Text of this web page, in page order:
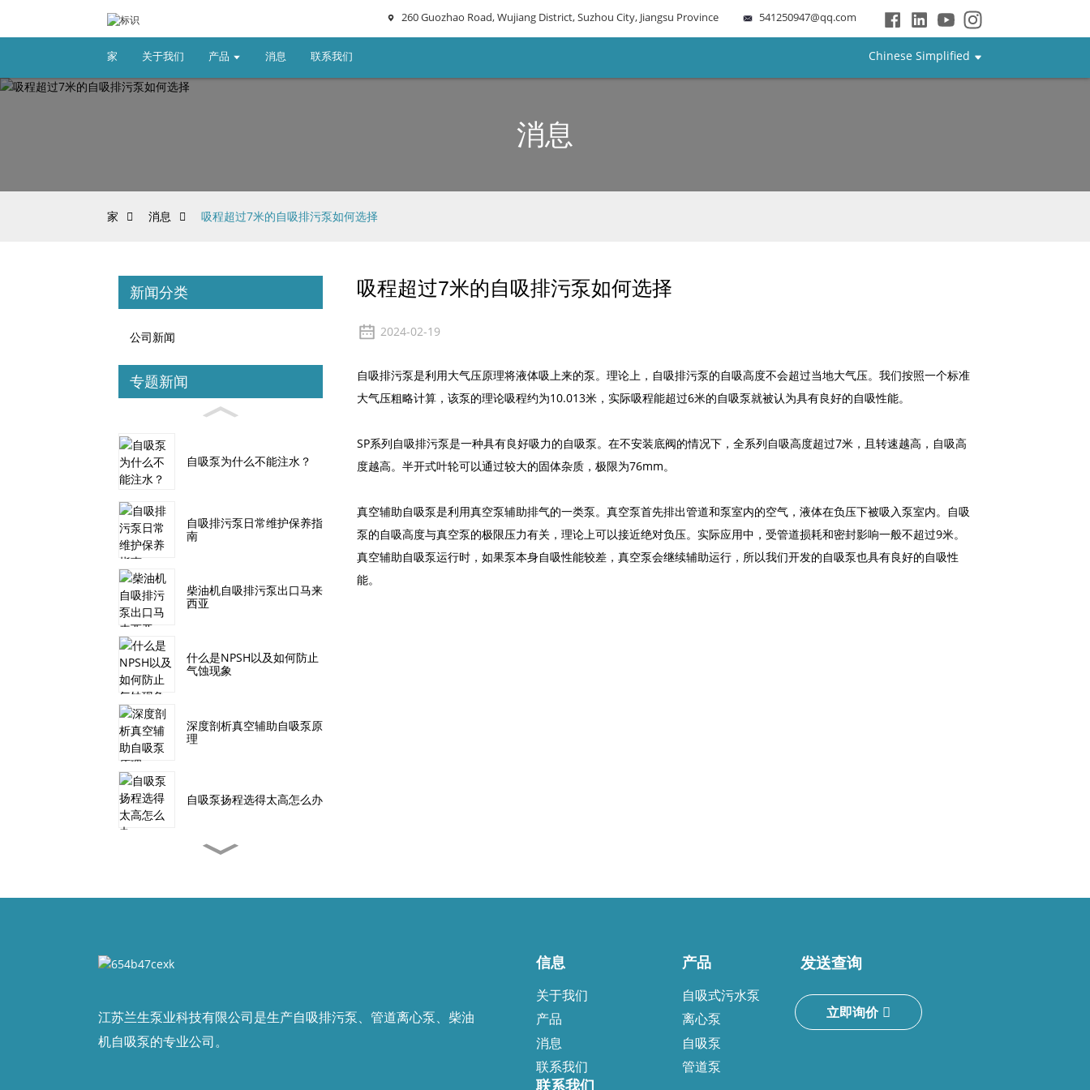
260 Guozhao Road, Wujiang District, Suzhou City, Jiangsu Province 541250947@qq.com
家 关于我们 产品 消息 联系我们 Chinese Simplified
消息
家 消息 吸程超过7米的自吸排污泵如何选择
新闻分类
公司新闻
专题新闻
自吸泵为什么不能注水？
自吸排污泵日常维护保养指
南
柴油机自吸排污泵出口马来
西亚
什么是NPSH以及如何防止
气蚀现象
深度剖析真空辅助自吸泵原
理
自吸泵扬程选得太高怎么办
优点
吸程超过7米的自吸排污泵如何选择
2024-02-19
自吸排污泵是利用大气压原理将液体吸上来的泵。理论上，自吸排污泵的自吸高度不会超过当地大气压。我们按照一个标准
大气压粗略计算，该泵的理论吸程约为10.013米，实际吸程能超过6米的自吸泵就被认为具有良好的自吸性能。
SP系列自吸排污泵是一种具有良好吸力的自吸泵。在不安装底阀的情况下，全系列自吸高度超过7米，且转速越高，自吸高
度越高。半开式叶轮可以通过较大的固体杂质，极限为76mm。
真空辅助自吸泵是利用真空泵辅助排气的一类泵。真空泵首先排出管道和泵室内的空气，液体在负压下被吸入泵室内。自吸
泵的自吸高度与真空泵的极限压力有关，理论上可以接近绝对负压。实际应用中，受管道损耗和密封影响一般不超过9米。
真空辅助自吸泵运行时，如果泵本身自吸性能较差，真空泵会继续辅助运行，所以我们开发的自吸泵也具有良好的自吸性
能。
江苏兰生泵业科技有限公司是生产自吸排污泵、管道离心泵、柴油
机自吸泵的专业公司。
信息
关于我们
产品
消息
联系我们
产品
自吸式污水泵
离心泵
自吸泵
管道泵
发送查询
立即询价
联系我们